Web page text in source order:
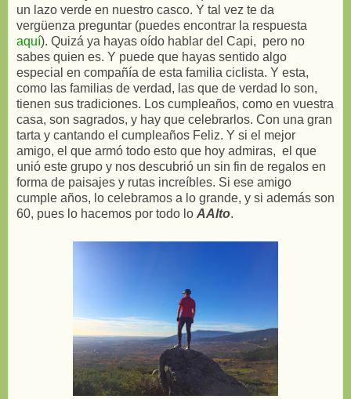
un lazo verde en nuestro casco. Y tal vez te da
vergüenza preguntar (puedes encontrar la respuesta
aquí). Quizá ya hayas oído hablar del Capi, pero no
sabes quien es. Y puede que hayas sentido algo
especial en compañía de esta familia ciclista. Y esta,
como las familias de verdad, las que de verdad lo son,
tienen sus tradiciones. Los cumpleaños, como en vuestra
casa, son sagrados, y hay que celebrarlos. Con una gran
tarta y cantando el cumpleaños Feliz. Y si el mejor
amigo, el que armó todo esto que hoy admiras, el que
unió este grupo y nos descubrió un sin fin de regalos en
forma de paisajes y rutas increíbles. Si ese amigo
cumple años, lo celebramos a lo grande, y si además son
60, pues lo hacemos por todo lo AAlto.